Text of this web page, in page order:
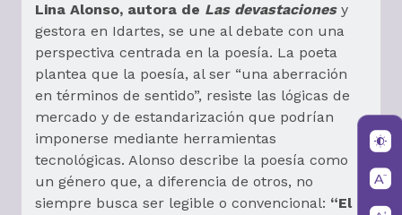
Lina Alonso, autora de Las devastaciones y
gestora en Idartes, se une al debate con una
perspectiva centrada en la poesía. La poeta
plantea que la poesía, al ser “una aberración
en términos de sentido”, resiste las lógicas de
mercado y de estandarización que podrían
imponerse mediante herramientas
tecnológicas. Alonso describe la poesía como
un género que, a diferencia de otros, no
siempre busca ser legible o convencional: “El